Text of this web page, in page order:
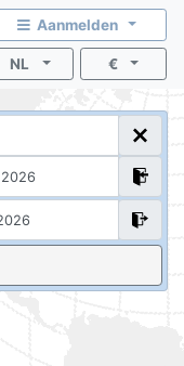
Aanmelden
NL €